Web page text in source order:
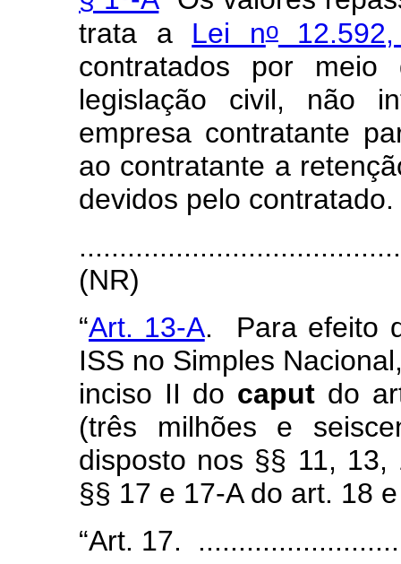
trata a Lei no
contratados por
legislação civil, não
empresa contratante
ao contratante a
devidos pelo contratado.
(NR)
“Art. 13-A. Para efeito
ISS no Simples
inciso II do caput do
(três milhões e
disposto nos §§ 11,
§§ 17 e 17-A do art. 18
“Art. 17.